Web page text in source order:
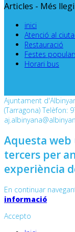
Articles - Més
inici
Atenció al
Restauració
Festes
Horari bus
Ajuntament
(Tarragona) Telèfon:
Aquesta
tercers per
experiència
En continuar
informació
Accepto